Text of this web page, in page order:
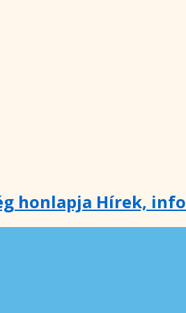
honlapja Hírek,